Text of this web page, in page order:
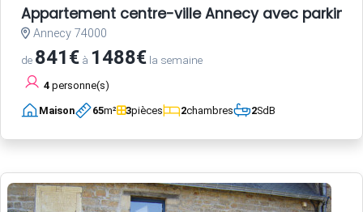
Appartement centre-ville Annecy avec parking
Annecy 74000
de 841€ à 1488€ la semaine
4 personne(s)
Maison 65m² 3pièces 2chambres 2SdB